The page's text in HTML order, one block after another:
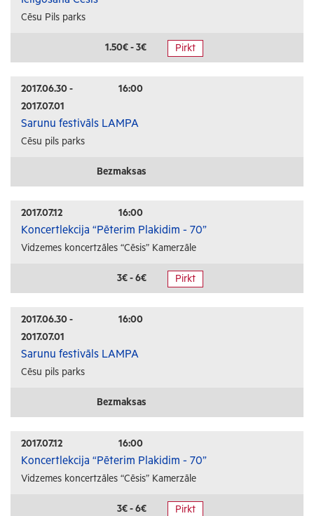
Konferences
Kursi un semināri
Radošās darbnīcas
Lekcijas
Interešu pasākumi
Ģimenēm ar bērniem
Cēsu Pils parks
1.50€ - 3€ Pirkt
2017.06.30 -
2017.07.01
16:00
Sarunu festivāls LAMPA
Cēsu pils parks
Bezmaksas
2017.07.12 16:00
Koncertlekcija “Pēterim Plakidim - 70”
Vidzemes koncertzāles “Cēsis” Kamerzāle
3€ - 6€ Pirkt
2017.06.30 -
2017.07.01
16:00
Sarunu festivāls LAMPA
Cēsu pils parks
Bezmaksas
2017.07.12 16:00
Koncertlekcija “Pēterim Plakidim - 70”
Vidzemes koncertzāles “Cēsis” Kamerzāle
3€ - 6€ Pirkt